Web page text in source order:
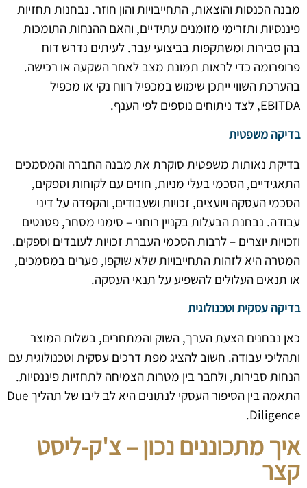
מבנה הכנסות והוצאות, התחייבויות והון חוזר. נבחנות תחזיות
פיננסיות ותזרימי מזומנים עתידיים, והאם ההנחות התומכות
בהן סבירות ומשתקפות בביצועי עבר. לעיתים נדרש דוח
פרופרומה כדי לראות תמונת מצב לאחר השקעה או רכישה.
בהערכת השווי ייתכן שימוש במכפיל רווח נקי או מכפיל
EBITDA, לצד ניתוחים נוספים לפי הענף.
בדיקה משפטית
בדיקת נאותות משפטית סוקרת את מבנה החברה והמסמכים
התאגידיים, הסכמי בעלי מניות, חוזים עם לקוחות וספקים,
הסכמי העסקה ויועצים, זכויות ושעבודים, והקפדה על דיני
עבודה. נבחנת הבעלות בקניין רוחני – סימני מסחר, פטנטים
וזכויות יוצרים – לרבות הסכמי העברת זכויות לעובדים וספקים.
המטרה היא לזהות התחייבויות שלא שוקפו, פערים במסמכים,
או תנאים העלולים להשפיע על תנאי העסקה.
בדיקה עסקית וטכנולוגית
כאן נבחנים הצעת הערך, השוק והמתחרים, בשלות המוצר
ותהליכי עבודה. חשוב להציג מפת דרכים עסקית וטכנולוגית עם
הנחות סבירות, ולחבר בין מטרות הצמיחה לתחזיות פיננסיות.
התאמה בין הסיפור העסקי לנתונים היא לב ליבו של תהליך Due
Diligence.
איך מתכוננים נכון – צ'ק-ליסט
קצר